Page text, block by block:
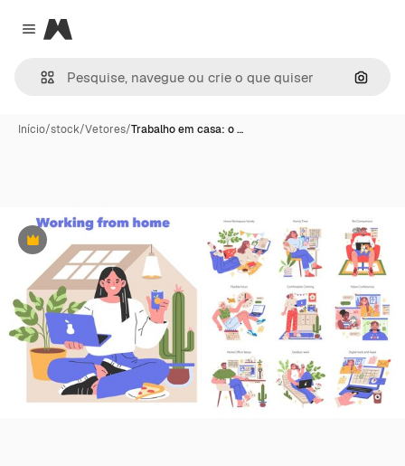
Close menu
Magnific
Início/stock/Vetores/Trabalho em casa: o …
Premium